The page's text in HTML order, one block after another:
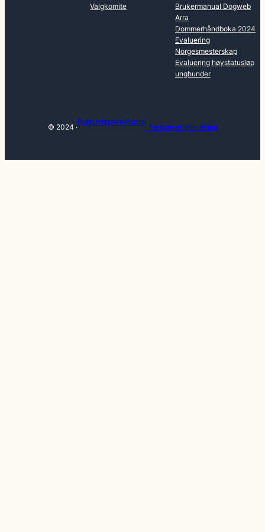
Valgkomite
Brukermanual Dogweb
Arra
Dommerhåndboka 2024
Evaluering
Norgesmesterskap
Evaluering høystatusløp
unghunder
© 2024 ·
Fuglehundklubbenes Forbund
· Personvernerklæring